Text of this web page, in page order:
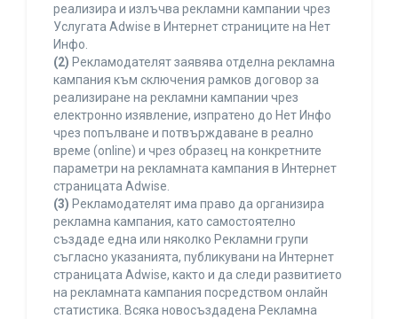
реализира и излъчва рекламни кампании чрез
Услугата Adwise в Интернет страниците на Нет
Инфо.
(2) Рекламодателят заявява отделна рекламна
кампания към сключения рамков договор за
реализиране на рекламни кампании чрез
електронно изявление, изпратено до Нет Инфо
чрез попълване и потвърждаване в реално
време (online) и чрез образец на конкретните
параметри на рекламната кампания в Интернет
страницата Adwise.
(3) Рекламодателят има право да организира
рекламна кампания, като самостоятелно
създаде една или няколко Рекламни групи
съгласно указанията, публикувани на Интернет
страницата Adwise, както и да следи развитието
на рекламната кампания посредством онлайн
статистика. Всяка новосъздадена Рекламна